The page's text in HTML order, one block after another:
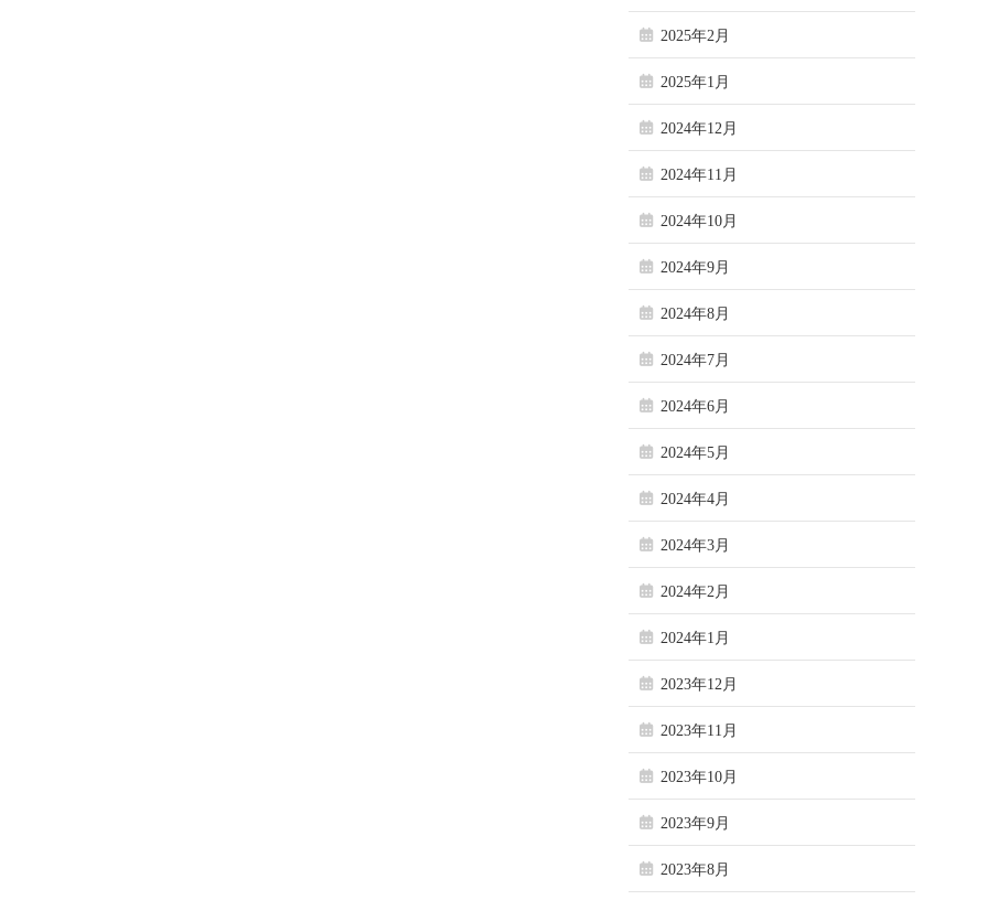
2025年2月
2025年1月
2024年12月
2024年11月
2024年10月
2024年9月
2024年8月
2024年7月
2024年6月
2024年5月
2024年4月
2024年3月
2024年2月
2024年1月
2023年12月
2023年11月
2023年10月
2023年9月
2023年8月